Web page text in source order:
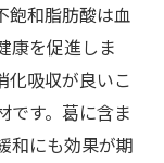
飽和脂肪酸は血
康を促進しま
化吸収が良いこ
です。葛に含ま
和にも効果が期